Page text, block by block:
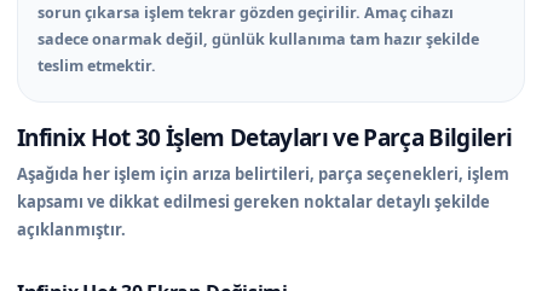
sorun çıkarsa işlem tekrar gözden geçirilir. Amaç cihazı
sadece onarmak değil, günlük kullanıma tam hazır şekilde
teslim etmektir.
Infinix Hot 30 İşlem Detayları ve Parça Bilgileri
Aşağıda her işlem için arıza belirtileri, parça seçenekleri, işlem
kapsamı ve dikkat edilmesi gereken noktalar detaylı şekilde
açıklanmıştır.